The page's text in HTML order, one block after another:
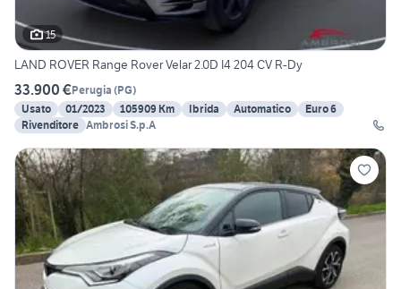
15
LAND ROVER Range Rover Velar 2.0D I4 204 CV R-Dy
33.900 €Perugia (PG)
Usato
01/2023 105909 Km Ibrida Automatico
Euro 6
Rivenditore Ambrosi S.p.A